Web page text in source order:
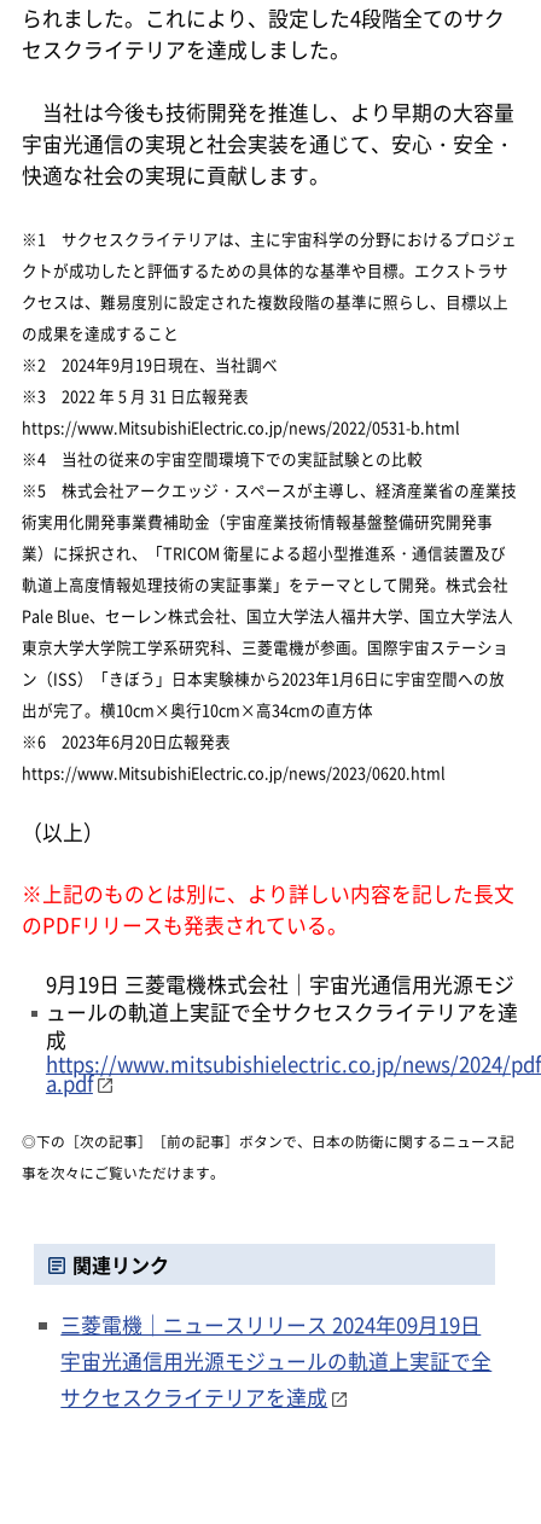
られました。これにより、設定した4段階全てのサク
セスクライテリアを達成しました。
当社は今後も技術開発を推進し、より早期の大容量
宇宙光通信の実現と社会実装を通じて、安心・安全・
快適な社会の実現に貢献します。
※1 サクセスクライテリアは、主に宇宙科学の分野におけるプロジェ
クトが成功したと評価するための具体的な基準や目標。エクストラサ
クセスは、難易度別に設定された複数段階の基準に照らし、目標以上
の成果を達成すること
※2 2024年9月19日現在、当社調べ
※3 2022 年 5 月 31 日広報発表
https://www.MitsubishiElectric.co.jp/news/2022/0531-b.html
※4 当社の従来の宇宙空間環境下での実証試験との比較
※5 株式会社アークエッジ・スペースが主導し、経済産業省の産業技
術実用化開発事業費補助金（宇宙産業技術情報基盤整備研究開発事
業）に採択され、「TRICOM 衛星による超小型推進系・通信装置及び
軌道上高度情報処理技術の実証事業」をテーマとして開発。株式会社
Pale Blue、セーレン株式会社、国立大学法人福井大学、国立大学法人
東京大学大学院工学系研究科、三菱電機が参画。国際宇宙ステーショ
ン（ISS）「きぼう」日本実験棟から2023年1月6日に宇宙空間への放
出が完了。横10cm×奥行10cm×高34cmの直方体
※6 2023年6月20日広報発表
https://www.MitsubishiElectric.co.jp/news/2023/0620.html
（以上）
※上記のものとは別に、より詳しい内容を記した長文
のPDFリリースも発表されている。
9月19日 三菱電機株式会社｜宇宙光通信用光源モジ
ュールの軌道上実証で全サクセスクライテリアを達
成
https://www.mitsubishielectric.co.jp/news/2024/
a.pdf
◎下の［次の記事］［前の記事］ボタンで、日本の防衛に関するニュース記
事を次々にご覧いただけます。
関連リンク
三菱電機｜ニュースリリース 2024年09月19日
宇宙光通信用光源モジュールの軌道上実証で全
サクセスクライテリアを達成